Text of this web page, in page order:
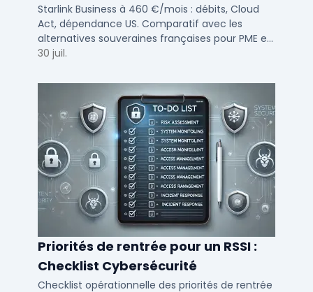
françaises 2026
Starlink Business à 460 €/mois : débits, Cloud
Act, dépendance US. Comparatif avec les
alternatives souveraines françaises pour PME et
ETI multi-sites. Avis terrain et critères de choix
30 juil.
Priorités de rentrée pour un RSSI :
Checklist Cybersécurité
Checklist opérationnelle des priorités de rentrée